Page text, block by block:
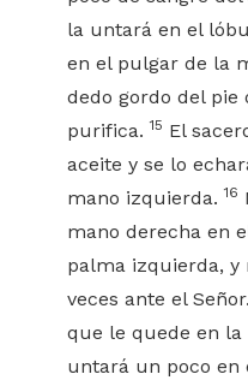
la untará en el
en el pulgar de la
dedo gordo del pie
purifica.15 El
aceite y se lo
mano izquierda.16
mano derecha en
palma izquierda, y
veces ante el
que le quede en la
untará un poco en